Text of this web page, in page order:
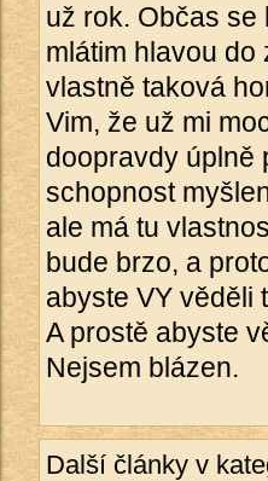
už rok. Občas se
mlátim hlavou do
vlastně taková
Vim, že už mi
doopravdy úplně
schopnost
ale má tu
bude brzo, a
abyste VY věděli
A prostě abyste
Nejsem blázen.
Další články v